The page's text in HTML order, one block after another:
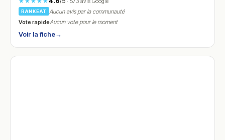
RANKEAT
Aucun avis par la communauté
Vote rapideAucun vote pour le moment
Voir la fiche→